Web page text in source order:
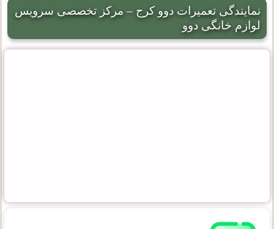
نمایندگی تعمیرات دوو کرج – مرکز تخصصی سرویس
لوازم خانگی دوو